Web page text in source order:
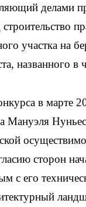
делами
участка на
названного в
в марте
Мануэля
сторон
с его